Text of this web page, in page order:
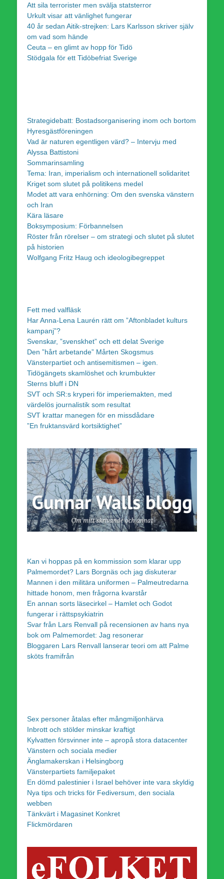
Att sila terrorister men svälja statsterror
Urkult visar att vänlighet fungerar
40 år sedan Aitik-strejken: Lars Karlsson skriver själv
om vad som hände
Ceuta – en glimt av hopp för Tidö
Stödgala för ett Tidöbefriat Sverige
Strategidebatt: Bostadsorganisering inom och bortom
Hyresgästföreningen
Vad är naturen egentligen värd? – Intervju med
Alyssa Battistoni
Sommarinsamling
Tema: Iran, imperialism och internationell solidaritet
Kriget som slutet på politikens medel
Modet att vara enhörning: Om den svenska vänstern
och Iran
Kära läsare
Boksymposium: Förbannelsen
Röster från rörelser – om strategi och slutet på slutet
på historien
Wolfgang Fritz Haug och ideologibegreppet
Fett med valfläsk
Har Anna-Lena Laurén rätt om ”Aftonbladet kulturs
kampanj”?
Svenskar, ”svenskhet” och ett delat Sverige
Den ”hårt arbetande” Mårten Skogsmus
Vänsterpartiet och antisemitismen – igen.
Tidögängets skamlöshet och krumbukter
Sterns bluff i DN
SVT och SR:s kryperi för imperiemakten, med
värdelös journalistik som resultat
SVT krattar manegen för en missdådare
”En fruktansvärd kortsiktighet”
Kan vi hoppas på en kommission som klarar upp
Palmemordet? Lars Borgnäs och jag diskuterar
Mannen i den militära uniformen – Palmeutredarna
hittade honom, men frågorna kvarstår
En annan sorts läsecirkel – Hamlet och Godot
fungerar i rättspsykiatrin
Svar från Lars Renvall på recensionen av hans nya
bok om Palmemordet: Jag resonerar
Bloggaren Lars Renvall lanserar teori om att Palme
sköts framifrån
Sex personer åtalas efter mångmiljonhärva
Inbrott och stölder minskar kraftigt
Kylvatten försvinner inte – apropå stora datacenter
Vänstern och sociala medier
Änglamakerskan i Helsingborg
Vänsterpartiets familjepaket
En dömd palestinier i Israel behöver inte vara skyldig
Nya tips och tricks för Fediversum, den sociala
webben
Tänkvärt i Magasinet Konkret
Flickmördaren